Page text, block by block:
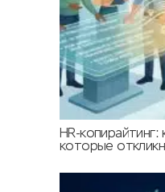
HR-копирайтинг:
которые